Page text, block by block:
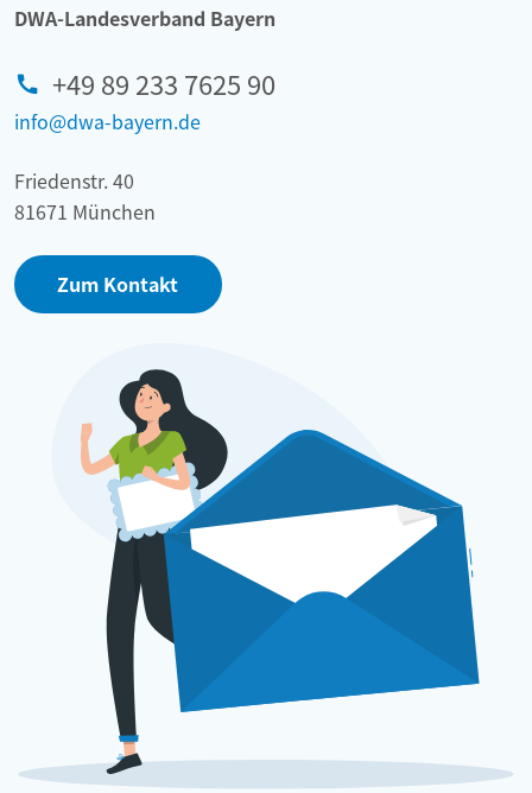
DWA-Landesverband Bayern
+49 89 233 7625 90
info@dwa-bayern.de
Friedenstr. 40
81671 München
Zum Kontakt